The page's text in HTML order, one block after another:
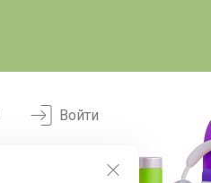
Войти